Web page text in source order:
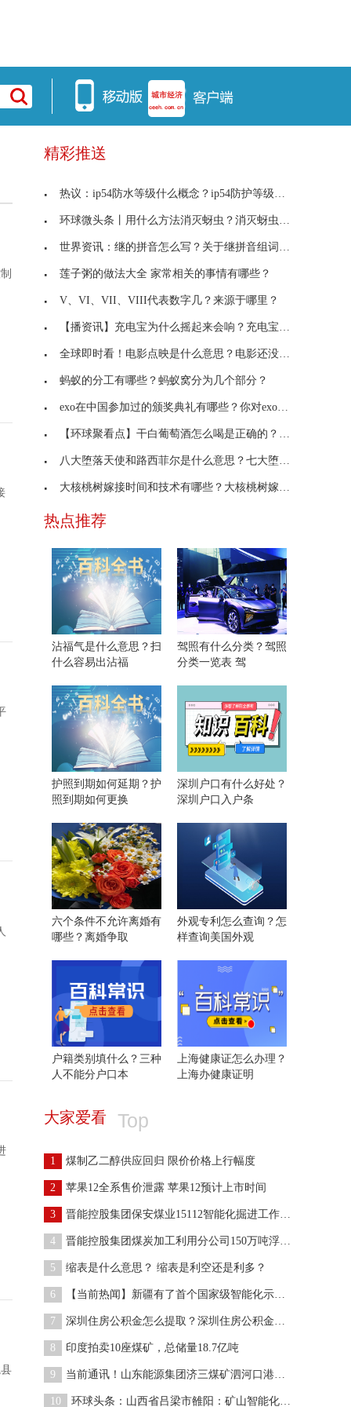
精彩推送
热议：ip54防水等级什么概念？ip54防护等级可以防水
环球微头条丨用什么方法消灭蚜虫？消灭蚜虫最简单的
世界资讯：继的拼音怎么写？关于继拼音组词的解答
莲子粥的做法大全 家常相关的事情有哪些？
V、VI、VII、VIII代表数字几？来源于哪里？
【播资讯】充电宝为什么摇起来会响？充电宝摇起来里
全球即时看！电影点映是什么意思？电影还没上映是怎
蚂蚁的分工有哪些？蚂蚁窝分为几个部分？
exo在中国参加过的颁奖典礼有哪些？你对exo了解多少？
【环球聚看点】干白葡萄酒怎么喝是正确的？干红葡萄
八大堕落天使和路西菲尔是什么意思？七大堕天使为何
大核桃树嫁接时间和技术有哪些？大核桃树嫁接时间和
热点推荐
沾福气是什么意思？扫
什么容易出沾福
驾照有什么分类？驾照
分类一览表 驾
护照到期如何延期？护
照到期如何更换
深圳户口有什么好处？
深圳户口入户条
六个条件不允许离婚有
哪些？离婚争取
外观专利怎么查询？怎
样查询美国外观
户籍类别填什么？三种
人不能分户口本
上海健康证怎么办理？
上海办健康证明
大家爱看 Top
1 煤制乙二醇供应回归 限价价格上行幅度
2 苹果12全系售价泄露 苹果12预计上市时间
3 晋能控股集团保安煤业15112智能化掘进工作面顺利通
4 晋能控股集团煤炭加工利用分公司150万吨浮选项目顺
5 缩表是什么意思？ 缩表是利空还是利多？
6 【当前热闻】新疆有了首个国家级智能化示范矿井企业
7 深圳住房公积金怎么提取？深圳住房公积金电话多少？
8 印度拍卖10座煤矿，总储量18.7亿吨
9 当前通讯！山东能源集团济三煤矿泗河口港储配煤基地
10 环球头条：山西省吕梁市雒阳：矿山智能化建设促进煤